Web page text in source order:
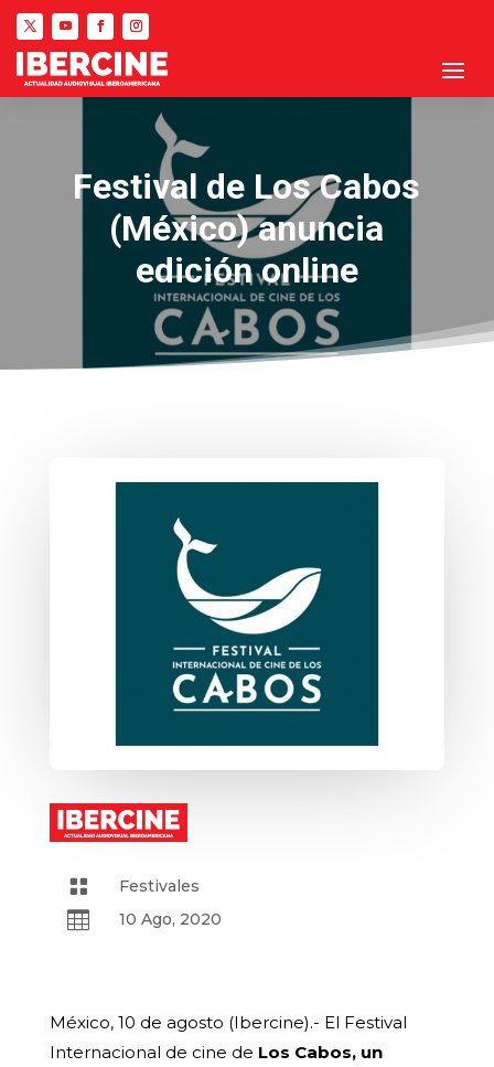
Festival de Los Cabos
(México) anuncia
edición online
 Festivales
 10 Ago, 2020
México, 10 de agosto (Ibercine).- El Festival
Internacional de cine de Los Cabos, un